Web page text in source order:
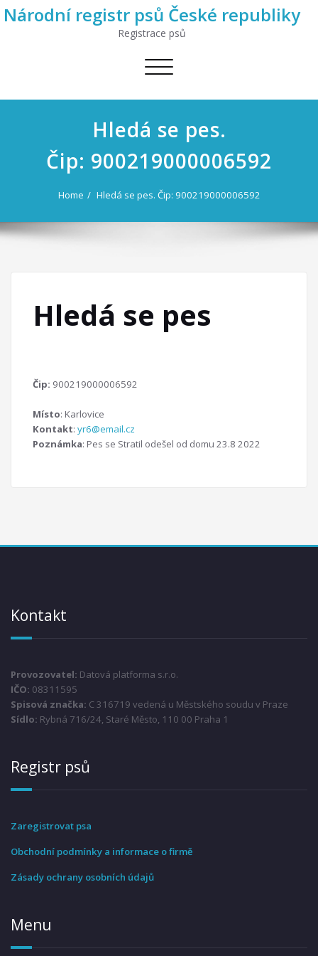
Národní registr psů České republiky
Registrace psů
Toggle
Hledá se pes.
Čip: 900219000006592
Home Hledá se pes. Čip: 900219000006592
Hledá se pes
Čip: 900219000006592
Místo: Karlovice
Kontakt: yr6@email.cz
Poznámka: Pes se Stratil odešel od domu 23.8 2022
Kontakt
Provozovatel: Datová platforma s.r.o.
IČO: 08311595
Spisová značka: C 316719 vedená u Městského soudu v Praze
Sídlo: Rybná 716/24, Staré Město, 110 00 Praha 1
Registr psů
Zaregistrovat psa
Obchodní podmínky a informace o firmě
Zásady ochrany osobních údajů
Menu